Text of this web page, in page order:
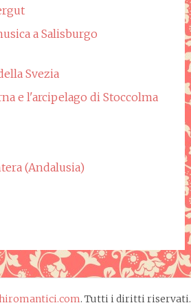
a Salisburgo
Svezia
e l'arcipelago di Stoccolma
(Andalusia)
. Tutti i diritti riservati.